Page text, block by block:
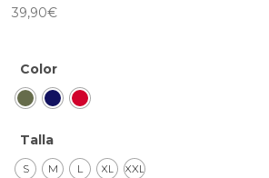
39,90€
Color
Talla
S M L XL XXL